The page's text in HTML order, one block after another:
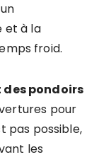
et à la
froid.
pondoirs
pour
pas possible,
les